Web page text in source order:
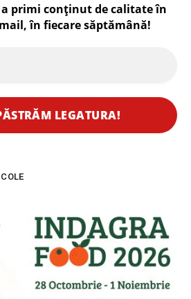
primi conținut de calitate în
în fiecaresăptămână!